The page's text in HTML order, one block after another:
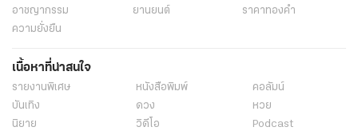
อาชญากรรม
ยานยนต์
ราคาทองคำ
ความยั่งยืน
เนื้อหาที่น่าสนใจ
รายงานพิเศษ หนังสือพิมพ์
คอลัมน์
บันเทิง
ดวง
หวย
นิยาย
วิดีโอ
Podcast